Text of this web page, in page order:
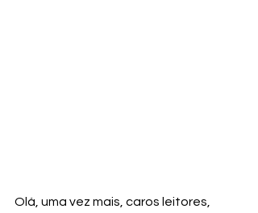
Olá, uma vez mais, caros leitores,